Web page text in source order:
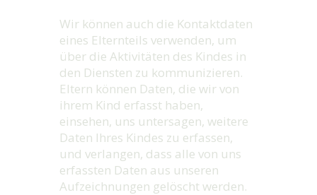
Wir können auch die Kontaktdaten
eines Elternteils verwenden, um
über die Aktivitäten des Kindes in
den Diensten zu kommunizieren.
Eltern können Daten, die wir von
ihrem Kind erfasst haben,
einsehen, uns untersagen, weitere
Daten Ihres Kindes zu erfassen,
und verlangen, dass alle von uns
erfassten Daten aus unseren
Aufzeichnungen gelöscht werden.